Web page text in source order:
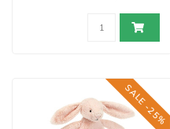
SALE -25%